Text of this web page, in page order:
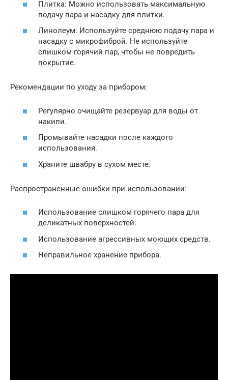
Плитка: Можно использовать максимальную
подачу пара и насадку для плитки.
Линолеум: Используйте среднюю подачу пара и
насадку с микрофиброй. Не используйте
слишком горячий пар, чтобы не повредить
покрытие.
Рекомендации по уходу за прибором:
Регулярно очищайте резервуар для воды от
накипи.
Промывайте насадки после каждого
использования.
Храните швабру в сухом месте.
Распространенные ошибки при использовании:
Использование слишком горячего пара для
деликатных поверхностей.
Использование агрессивных моющих средств.
Неправильное хранение прибора.